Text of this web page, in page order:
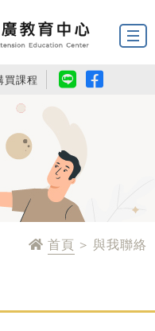
買課程
首頁 > 與我聯絡